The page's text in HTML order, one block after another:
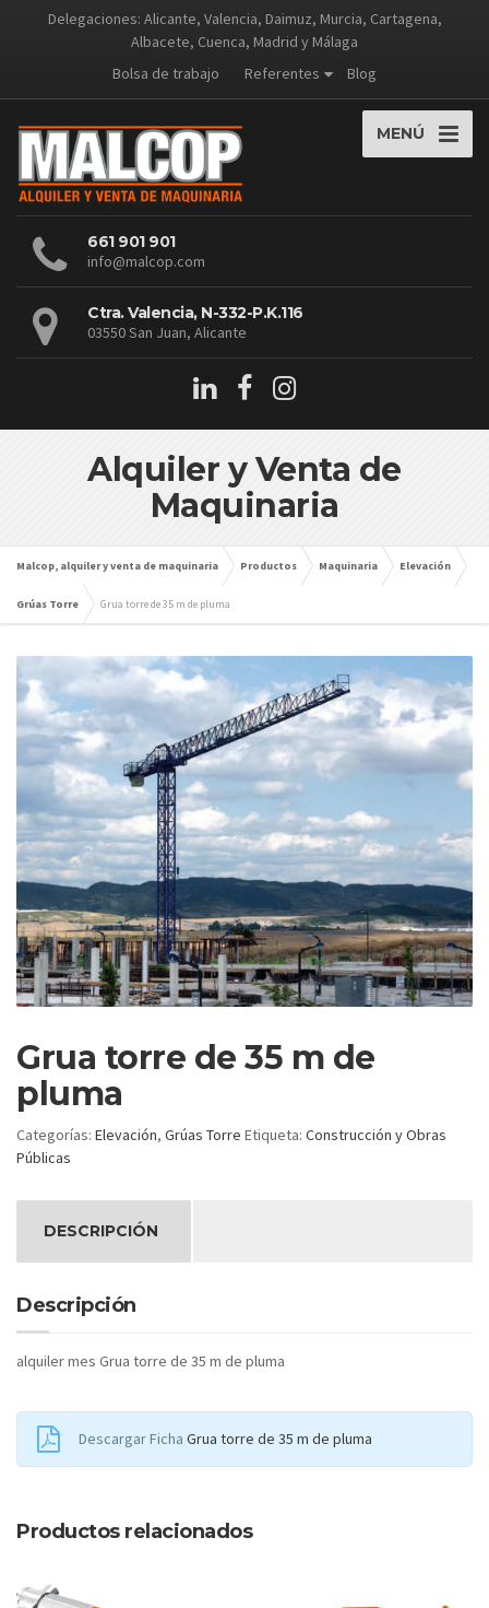
Delegaciones: Alicante, Valencia, Daimuz, Murcia, Cartagena,
Albacete, Cuenca, Madrid y Málaga
Bolsa de trabajo
Referentes Blog
MENÚ
661 901 901
info@malcop.com
Ctra. Valencia, N-332-P.K.116
03550 San Juan, Alicante
Alquiler y Venta de
Maquinaria
Malcop, alquiler y venta de maquinaria Productos Maquinaria Elevación
Grúas Torre Grua torre de 35 m de pluma
Grua torre de 35 m de
pluma
Categorías: Elevación, Grúas Torre Etiqueta: Construcción y Obras
Públicas
DESCRIPCIÓN
Descripción
alquiler mes Grua torre de 35 m de pluma
Descargar Ficha Grua torre de 35 m de pluma
Productos relacionados